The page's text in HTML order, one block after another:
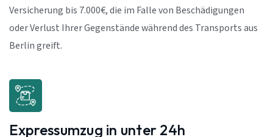
Versicherung bis 7.000€, die im Falle von Beschädigungen
oder Verlust Ihrer Gegenstände während des Transports aus
Berlin greift.
Expressumzug in unter 24h